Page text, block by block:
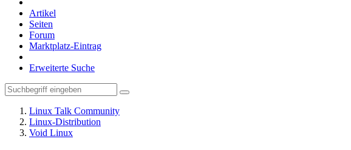
Artikel
Seiten
Forum
Marktplatz-Eintrag
Erweiterte Suche
Linux Talk Community
Linux-Distribution
Void Linux